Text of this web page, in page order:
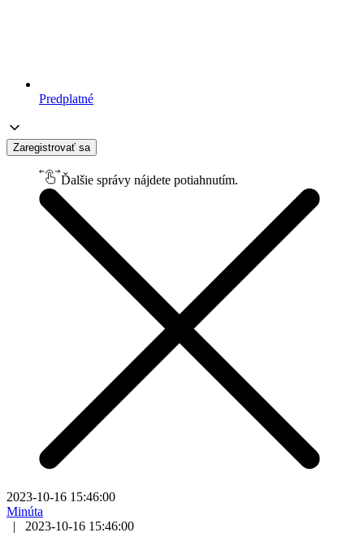
Predplatné
Zaregistrovať sa
Ďalšie správy nájdete potiahnutím.
2023-10-16 15:46:00
Minúta
|
2023-10-16 15:46:00